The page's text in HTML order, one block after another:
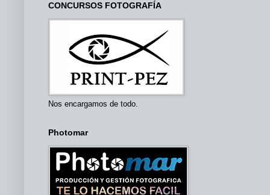
CONCURSOS FOTOGRAFÍA
Nos encargamos de todo.
Photomar